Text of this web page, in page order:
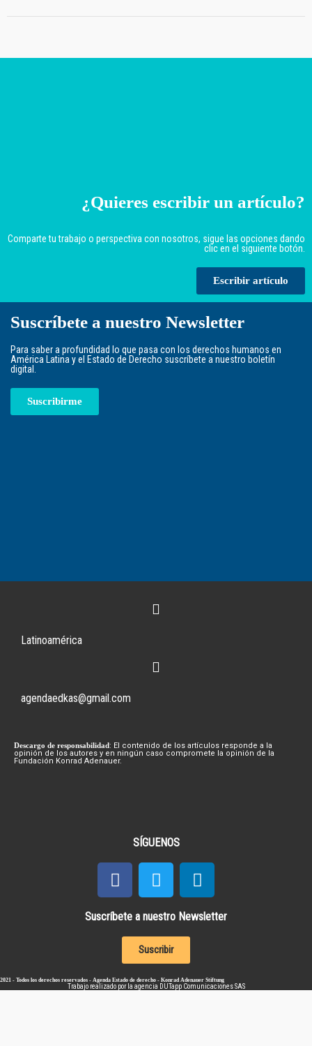
¿Quieres escribir un artículo?
Comparte tu trabajo o perspectiva con nosotros, sigue las opciones dando
clic en el siguiente botón.
Escribir artículo
Suscríbete a nuestro Newsletter
Para saber a profundidad lo que pasa con los derechos humanos en
América Latina y el Estado de Derecho suscríbete a nuestro boletín
digital.
Suscribirme
Latinoamérica
agendaedkas@gmail.com
Descargo de responsabilidad: El contenido de los artículos responde a la
opinión de los autores y en ningún caso compromete la opinión de la
Fundación Konrad Adenauer.
SÍGUENOS
Suscríbete a nuestro Newsletter
Suscribir
2021 - Todos los derechos reservados - Agenda Estado de derecho - Konrad Adenauer Stiftung
Trabajo realizado por la agencia DUTapp Comunicaciones SAS